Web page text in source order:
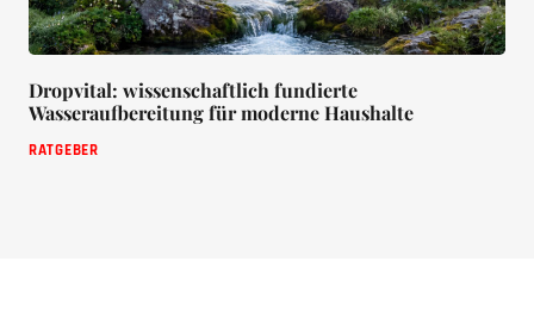
Dropvital: wissenschaftlich fundierte
Wasseraufbereitung für moderne Haushalte
RATGEBER